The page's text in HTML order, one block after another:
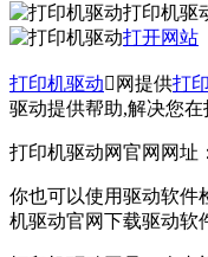
打印机驱
打开网站
打印机驱动网提供打
驱动提供帮助,解决您在
打印机驱动网官网网址：
你也可以使用驱动软件
机驱动官网下载驱动软